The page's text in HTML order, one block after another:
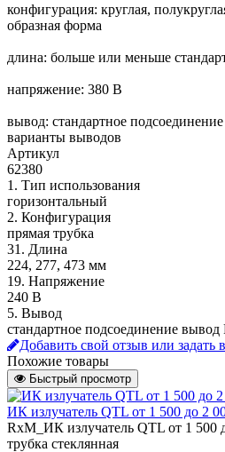
конфигурация: круглая,
образная форма
длина: больше или меньше
напряжение: 380 В
вывод: стандартное
варианты выводов
Артикул
62380
1. Тип использования
горизонтальный
2. Конфигурация
прямая трубка
31. Длина
224, 277, 473 мм
19. Напряжение
240 В
5. Вывод
стандартное подсоединение вывод
Добавить свой отзыв или задать
Похожие товары
Быстрый просмотр
ИК излучатель QTL от 1 500 до 2
RxM_ИК излучатель QTL от 1 500
трубка стеклянная